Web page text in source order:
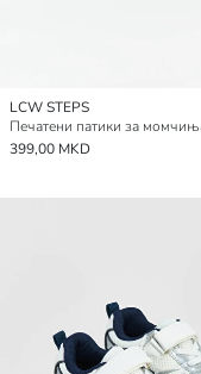
LCW STEPS
399,00 MKD